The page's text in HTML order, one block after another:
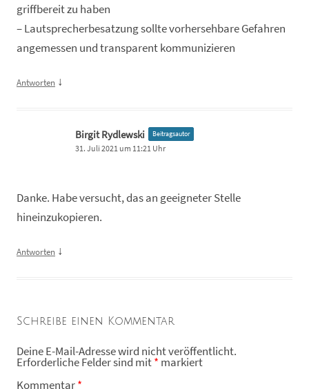
griffbereit zu haben
– Lautsprecherbesatzung sollte vorhersehbare Gefahren
angemessen und transparent kommunizieren
Antworten ↓
Birgit Rydlewski Beitragsautor
31. Juli 2021 um 11:21 Uhr
Danke. Habe versucht, das an geeigneter Stelle
hineinzukopieren.
Antworten ↓
Schreibe einen Kommentar
Deine E-Mail-Adresse wird nicht veröffentlicht.
Erforderliche Felder sind mit* markiert
Kommentar*